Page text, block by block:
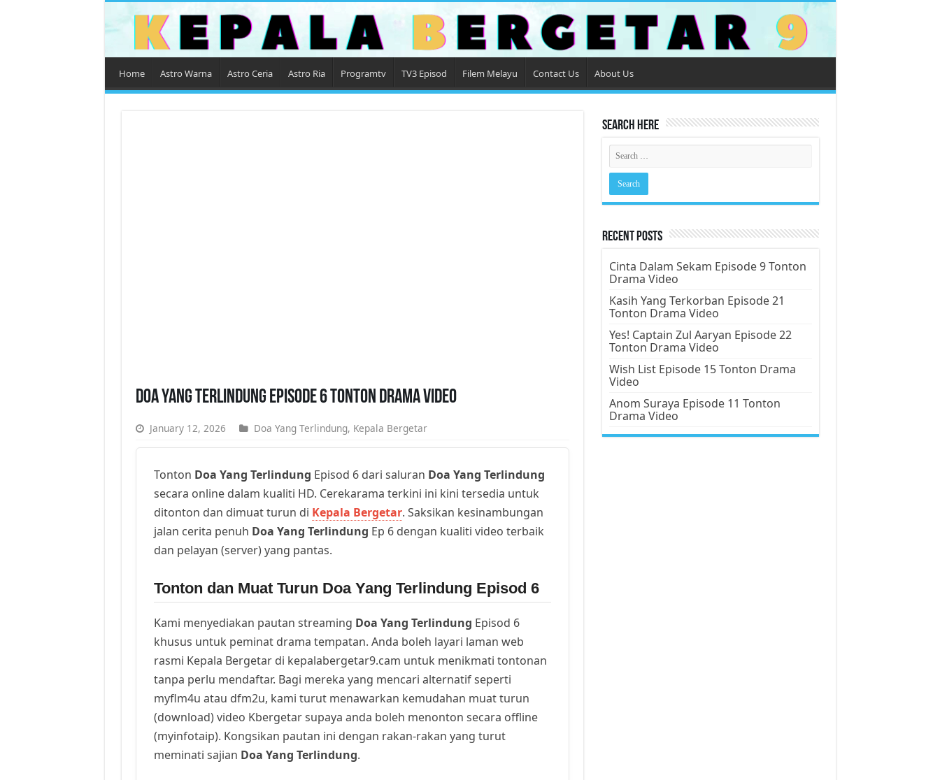
Home Astro Warna Astro Ceria Astro Ria Programtv TV3 Episod Filem Melayu Contact Us About Us
Doa Yang Terlindung Episode 6 Tonton Drama Video
January 12, 2026 Doa Yang Terlindung, Kepala Bergetar
Tonton Doa Yang Terlindung Episod 6 dari saluran Doa Yang Terlindung
secara online dalam kualiti HD. Cerekarama terkini ini kini tersedia untuk
ditonton dan dimuat turun di Kepala Bergetar. Saksikan kesinambungan
jalan cerita penuh Doa Yang Terlindung Ep 6 dengan kualiti video terbaik
dan pelayan (server) yang pantas.
Tonton dan Muat Turun Doa Yang Terlindung Episod 6
Kami menyediakan pautan streaming Doa Yang Terlindung Episod 6
khusus untuk peminat drama tempatan. Anda boleh layari laman web
rasmi Kepala Bergetar di kepalabergetar9.cam untuk menikmati tontonan
tanpa perlu mendaftar. Bagi mereka yang mencari alternatif seperti
myflm4u atau dfm2u, kami turut menawarkan kemudahan muat turun
(download) video Kbergetar supaya anda boleh menonton secara offline
(myinfotaip). Kongsikan pautan ini dengan rakan-rakan yang turut
meminati sajian Doa Yang Terlindung.
Search Here
Recent Posts
Cinta Dalam Sekam Episode 9 Tonton
Drama Video
Kasih Yang Terkorban Episode 21
Tonton Drama Video
Yes! Captain Zul Aaryan Episode 22
Tonton Drama Video
Wish List Episode 15 Tonton Drama
Video
Anom Suraya Episode 11 Tonton
Drama Video